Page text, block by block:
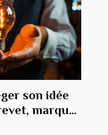
son idée
marque